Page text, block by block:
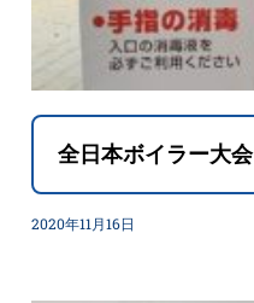
全日本ボイラー大会
2020年11月16日